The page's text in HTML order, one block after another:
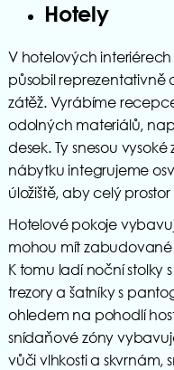
Hotely
V hotelových
působil reprezentativně
zátěž. Vyrábíme
odolných materiálů,
desek. Ty snesou
nábytku integrujeme
úložiště, aby celý
Hotelové pokoje
mohou mít zabudované
K tomu ladí noční stolky
trezory a šatníky s
ohledem na pohodlí
snídaňové zóny
vůči vlhkosti a skvrnám,